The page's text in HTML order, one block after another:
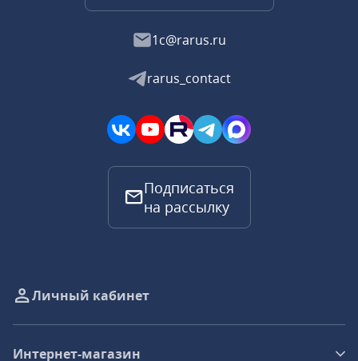
1c@rarus.ru
rarus_contact
Подписаться
на рассылку
Личный кабинет
Интернет-магазин